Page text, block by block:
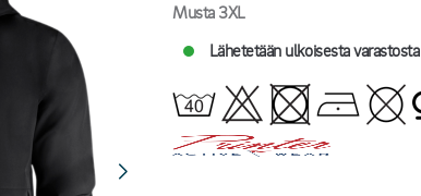
Musta 3XL
Lähetetään ulkoisesta varastosta